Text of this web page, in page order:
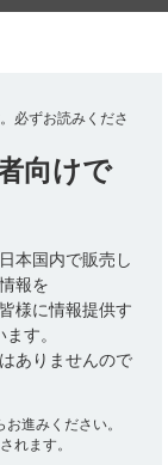
Information
どで、注意
すか？
に関する以下の
必ずお読みくださ
向けで
本国内で販売し
報を
様に情報提供す
す。
ありませんので
進みください。
れます。